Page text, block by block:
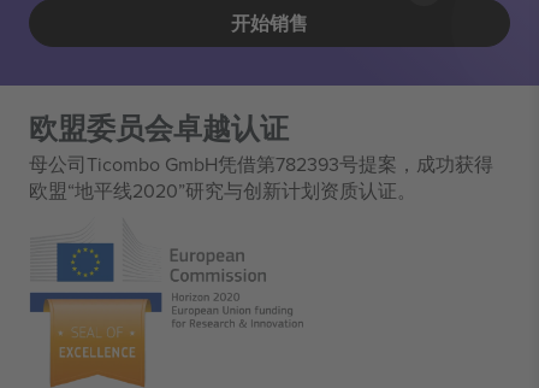
开始销售
欧盟委员会卓越认证
母公司Ticombo GmbH凭借第782393号提案，成功获得
欧盟“地平线2020”研究与创新计划资质认证。